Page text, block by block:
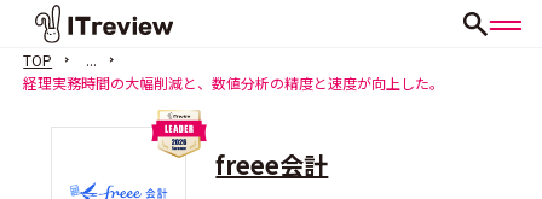
TOP
...
経理実務時間の大幅削減と、数値分析の精度と速度が向上した。
freee会計